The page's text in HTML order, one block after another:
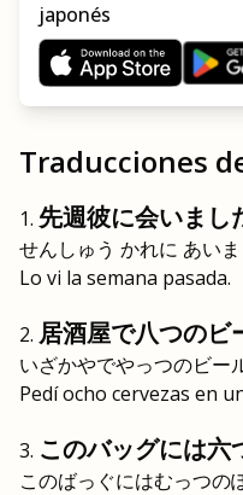
japonés
Traducciones
先週彼に会いまし
せんしゅう かれに あいま
Lo vi la semana pasada.
居酒屋で八つのビ
いざかやでやっつのビー
Pedí ocho cervezas en
このバッグには六
このばっぐにはむっつの